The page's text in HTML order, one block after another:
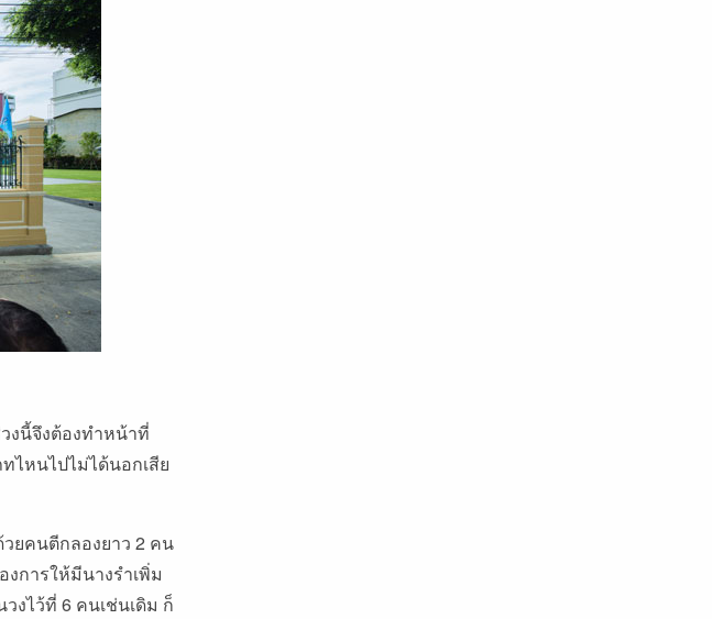
งนี้จึงต้องทําหน้าที่
ไหนไปไม่ได้นอกเสีย
ยคนตีกลองยาว 2 คน
การให้มีนางรําเพิ่ม
งไว้ที่ 6 คนเช่นเดิม ก็